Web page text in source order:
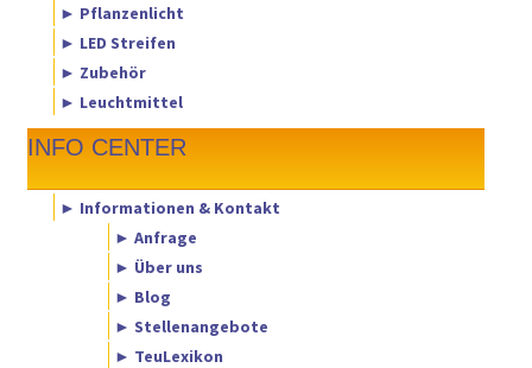
► Pflanzenlicht
► LED Streifen
► Zubehör
► Leuchtmittel
INFO CENTER
► Informationen & Kontakt
► Anfrage
► Über uns
► Blog
► Stellenangebote
► TeuLexikon